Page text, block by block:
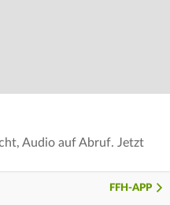
Audio auf Abruf. Jetzt
FFH-APP